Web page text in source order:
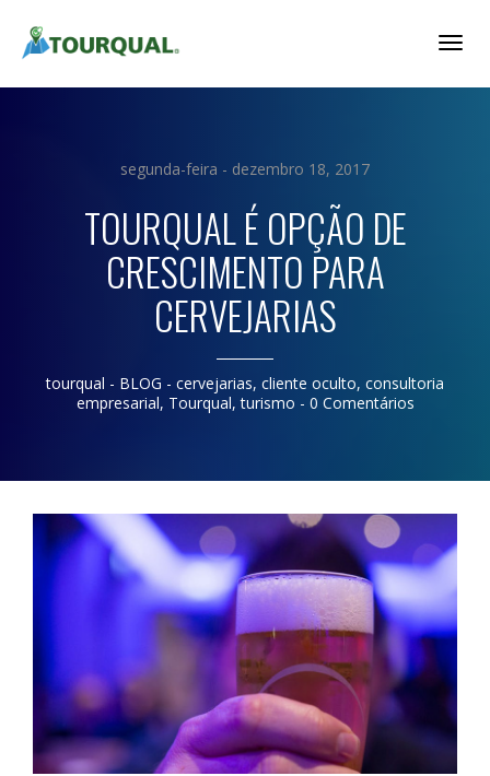
segunda-feira - dezembro 18, 2017
TOURQUAL É OPÇÃO DE
CRESCIMENTO PARA
CERVEJARIAS
tourqual - BLOG - cervejarias, cliente oculto, consultoria
empresarial, Tourqual,turismo - 0 Comentários